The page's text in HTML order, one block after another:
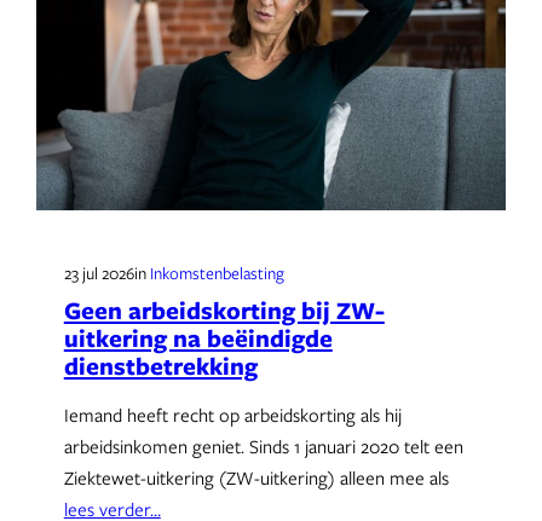
23 jul 2026in Inkomstenbelasting
Geen arbeidskorting bij ZW-
uitkering na beëindigde
dienstbetrekking
Iemand heeft recht op arbeidskorting als hij
arbeidsinkomen geniet. Sinds 1 januari 2020 telt een
Ziektewet-uitkering (ZW-uitkering) alleen mee als
lees verder…